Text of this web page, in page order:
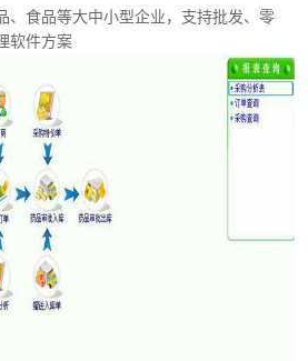
、食品等大中小型企业，支持批发、零
软件方案